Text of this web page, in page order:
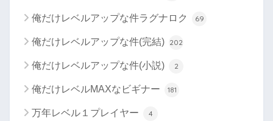
俺だけレベルアップな件ラグナロク 69
俺だけレベルアップな件(完結) 202
俺だけレベルアップな件(小説) 2
俺だけレベルMAXなビギナー 181
万年レベル１プレイヤー 4